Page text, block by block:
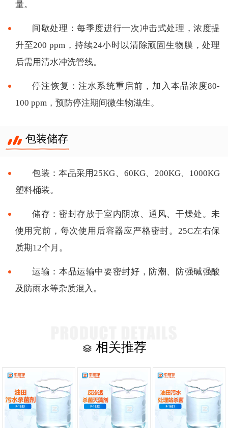
量。
间歇处理：每季度进行一次冲击式处理，浓度提
升至200 ppm，持续24小时以清除顽固生物膜，处理
后需用清水冲洗管线。
停注恢复：注水系统重启前，加入本品浓度80-
100 ppm，预防停注期间微生物滋生。
包装储存
包装：本品采用25KG、60KG、200KG、1000KG
塑料桶装。
储存：密封存放于室内阴凉、通风、干燥处。未
使用完前，每次使用后容器应严格密封。25C左右保
质期12个月。
运输：本品运输中要密封好，防潮、防强碱强酸
及防雨水等杂质混入。
相关推荐